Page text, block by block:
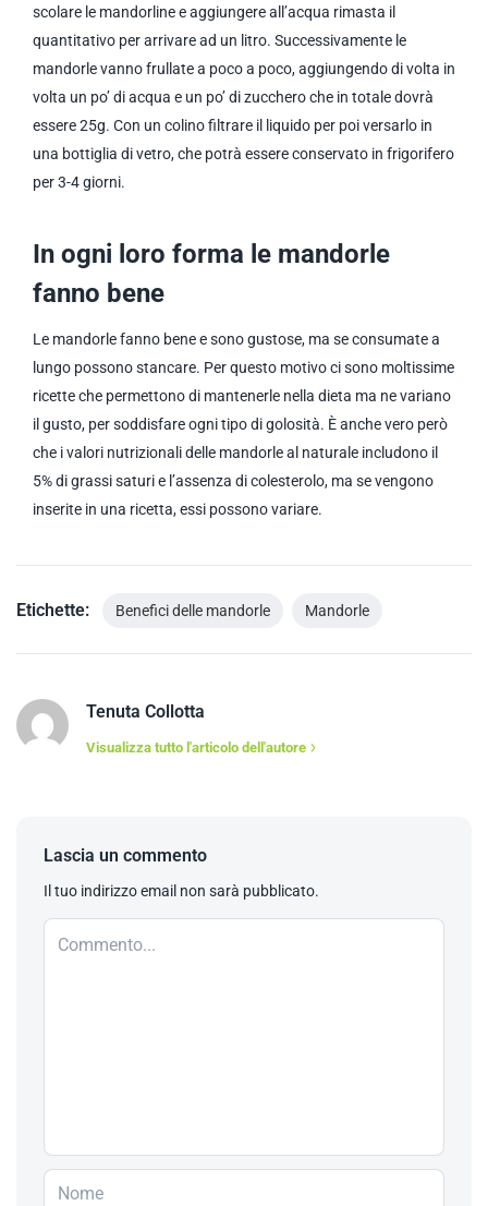
scolare le mandorline e aggiungere all’acqua rimasta il
quantitativo per arrivare ad un litro. Successivamente le
mandorle vanno frullate a poco a poco, aggiungendo di volta in
volta un po’ di acqua e un po’ di zucchero che in totale dovrà
essere 25g. Con un colino filtrare il liquido per poi versarlo in
una bottiglia di vetro, che potrà essere conservato in frigorifero
per 3-4 giorni.
In ogni loro forma le mandorle
fanno bene
Le mandorle fanno bene e sono gustose, ma se consumate a
lungo possono stancare. Per questo motivo ci sono moltissime
ricette che permettono di mantenerle nella dieta ma ne variano
il gusto, per soddisfare ogni tipo di golosità. È anche vero però
che i valori nutrizionali delle mandorle al naturale includono il
5% di grassi saturi e l’assenza di colesterolo, ma se vengono
inserite in una ricetta, essi possono variare.
Etichette: Benefici delle mandorle Mandorle
Tenuta Collotta
Visualizza tutto l'articolo dell'autore
Lascia un commento
Il tuo indirizzo email non sarà pubblicato.